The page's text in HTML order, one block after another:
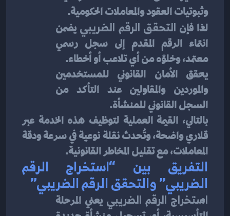
وثبوتيات العقود والمعاملات الحكومية.
لذا فإن التحقق الرقم الضريبي
معتمد، وخلوّه من أي تلاعب أو أخطاء.
السجل القانوني للمنشأة.
بالتالي، القيمة العملية لتوظيف هذه الخدمة عبر
المعاملات، مع تقليل المخاطر القانونية.
الضريبي” والتحقق الرقم الضريبي”
استخراج الرقم الضريبي يعني المرحلة